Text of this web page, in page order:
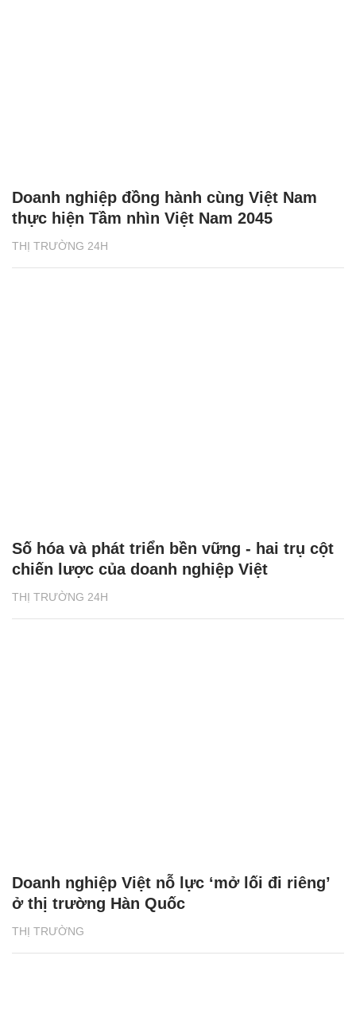
THỊ TRƯỜNG 24H
Doanh nghiệp đồng hành cùng Việt Nam
thực hiện Tầm nhìn Việt Nam 2045
THỊ TRƯỜNG 24H
Số hóa và phát triển bền vững - hai trụ cột
chiến lược của doanh nghiệp Việt
THỊ TRƯỜNG
Doanh nghiệp Việt nỗ lực ‘mở lối đi riêng’
ở thị trường Hàn Quốc